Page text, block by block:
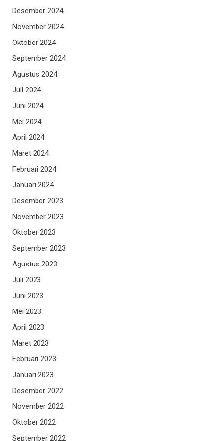
Desember 2024
November 2024
Oktober 2024
September 2024
Agustus 2024
Juli 2024
Juni 2024
Mei 2024
April 2024
Maret 2024
Februari 2024
Januari 2024
Desember 2023
November 2023
Oktober 2023
September 2023
Agustus 2023
Juli 2023
Juni 2023
Mei 2023
April 2023
Maret 2023
Februari 2023
Januari 2023
Desember 2022
November 2022
Oktober 2022
September 2022